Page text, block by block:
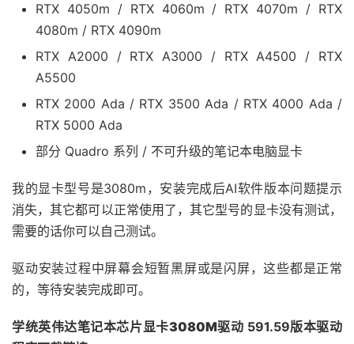
RTX 4050m / RTX 4060m / RTX 4070m / RTX
4080m / RTX 4090m
RTX A2000 / RTX A3000 / RTX A4500 / RTX
A5500
RTX 2000 Ada / RTX 3500 Ada / RTX 4000 Ada /
RTX 5000 Ada
部分 Quadro 系列 / 不可升级的笔记本电脑显卡
我的显卡型号是3080m，安装完成后AI软件版本问题提示
消失，其它都可以正常使用了，其它型号的显卡没有测试，
需要的话你可以自己测试。
驱动安装过程中屏幕会短暂黑屏或是闪屏，这些都是正常
的，等待安装完成即可。
学统英伟达笔记本芯片显卡3080M驱动 591.59版本驱动